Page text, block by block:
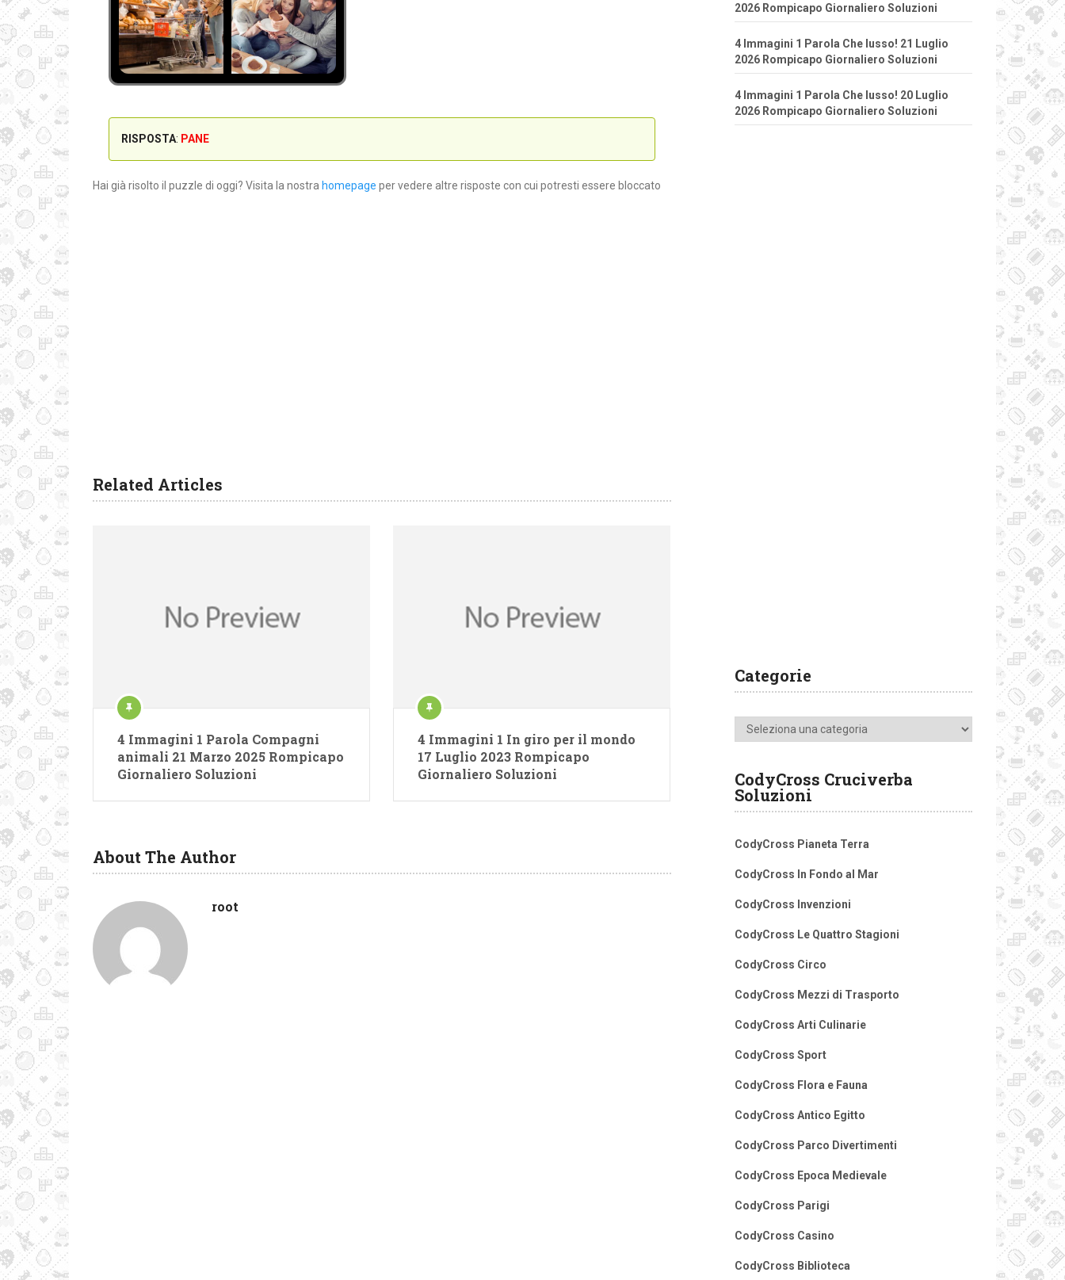
RISPOSTA: PANE
Hai già risolto il puzzle di oggi? Visita la nostra homepage per vedere altre risposte con cui potresti essere bloccato
Related Articles
4 Immagini 1 Parola Compagni
animali 21 Marzo 2025 Rompicapo
Giornaliero Soluzioni
4 Immagini 1 In giro per il mondo
17 Luglio 2023 Rompicapo
Giornaliero Soluzioni
About The Author
root
2026 Rompicapo Giornaliero Soluzioni
4 Immagini 1 Parola Che lusso! 21 Luglio
2026 Rompicapo Giornaliero Soluzioni
4 Immagini 1 Parola Che lusso! 20 Luglio
2026 Rompicapo Giornaliero Soluzioni
Categorie
Categorie
CodyCross Cruciverba
Soluzioni
CodyCross Pianeta Terra
CodyCross In Fondo al Mar
CodyCross Invenzioni
CodyCross Le Quattro Stagioni
CodyCross Circo
CodyCross Mezzi di Trasporto
CodyCross Arti Culinarie
CodyCross Sport
CodyCross Flora e Fauna
CodyCross Antico Egitto
CodyCross Parco Divertimenti
CodyCross Epoca Medievale
CodyCross Parigi
CodyCross Casino
CodyCross Biblioteca